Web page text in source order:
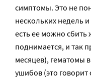
симптомы. Это не
нескольких недель
есть ее можно
поднимается, и так
месяцев), гематомы
ушибов (это